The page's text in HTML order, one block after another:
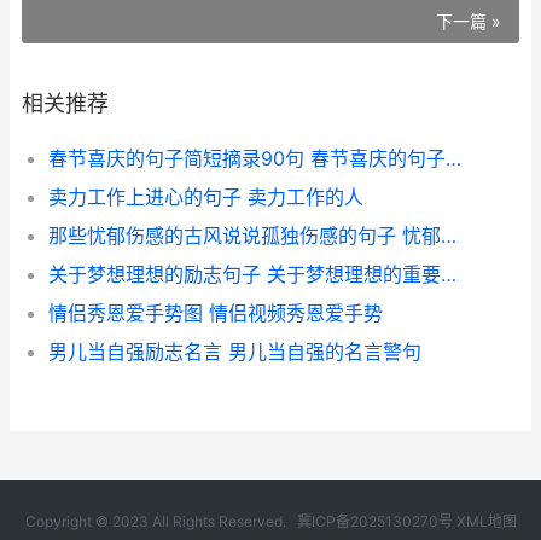
下一篇 »
相关推荐
春节喜庆的句子简短摘录90句 春节喜庆的句子有哪些
卖力工作上进心的句子 卖力工作的人
那些忧郁伤感的古风说说孤独伤感的句子 忧郁忧伤
关于梦想理想的励志句子 关于梦想理想的重要性五句名言
情侣秀恩爱手势图 情侣视频秀恩爱手势
男儿当自强励志名言 男儿当自强的名言警句
Copyright © 2023 All Rights Reserved. 冀ICP备2025130270号 XML地图